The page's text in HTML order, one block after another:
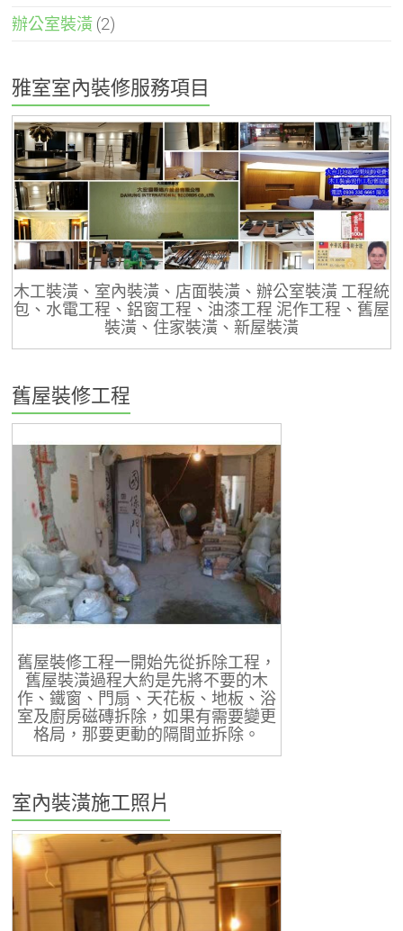
辦公室裝潢 (2)
雅室室內裝修服務項目
木工裝潢、室內裝潢、店面裝潢、辦公室裝潢 工程統
包、水電工程、鋁窗工程、油漆工程 泥作工程、舊屋
裝潢、住家裝潢、新屋裝潢
舊屋裝修工程
舊屋裝修工程一開始先從拆除工程，
舊屋裝潢過程大約是先將不要的木
作、鐵窗、門扇、天花板、地板、浴
室及廚房磁磚拆除，如果有需要變更
格局，那要更動的隔間並拆除。
室內裝潢施工照片